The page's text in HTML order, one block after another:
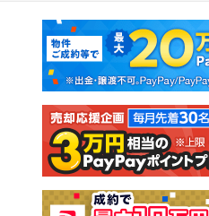
新築マンション
新築一戸建て
注文住宅
売却査定
マンションカタログ